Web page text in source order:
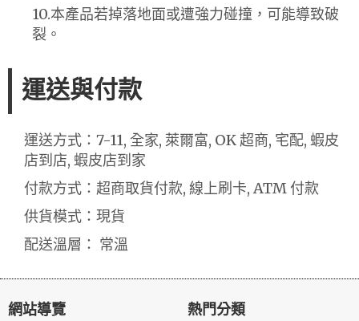
10.本產品若掉落地面或遭強力碰撞，可能導致破
裂。
運送與付款
運送方式：7-11, 全家, 萊爾富, OK 超商, 宅配, 蝦皮
店到店, 蝦皮店到家
付款方式：超商取貨付款, 線上刷卡, ATM 付款
供貨模式：現貨
配送溫層： 常溫
網站導覽 熱門分類